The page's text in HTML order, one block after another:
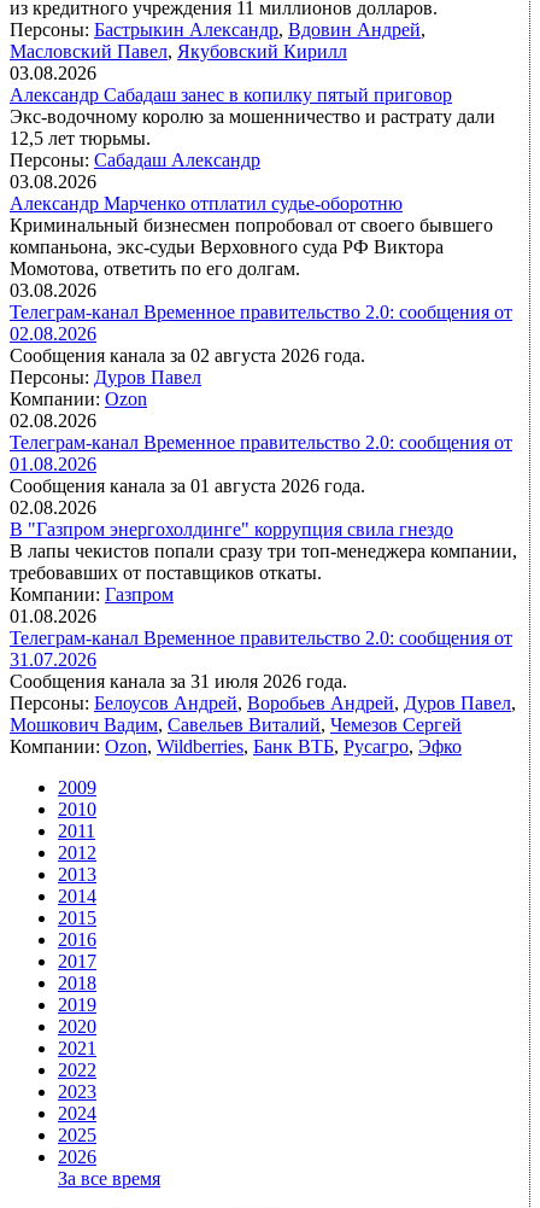
из кредитного учреждения 11 миллионов долларов.
Персоны: Бастрыкин Александр, Вдовин Андрей,
Масловский Павел, Якубовский Кирилл
03.08.2026
Александр Сабадаш занес в копилку пятый приговор
Экс-водочному королю за мошенничество и растрату дали
12,5 лет тюрьмы.
Персоны: Сабадаш Александр
03.08.2026
Александр Марченко отплатил судье-оборотню
Криминальный бизнесмен попробовал от своего бывшего
компаньона, экс-судьи Верховного суда РФ Виктора
Момотова, ответить по его долгам.
03.08.2026
Телеграм-канал Временное правительство 2.0: сообщения от
02.08.2026
Сообщения канала за 02 августа 2026 года.
Персоны: Дуров Павел
Компании: Ozon
02.08.2026
Телеграм-канал Временное правительство 2.0: сообщения от
01.08.2026
Сообщения канала за 01 августа 2026 года.
02.08.2026
В "Газпром энергохолдинге" коррупция свила гнездо
В лапы чекистов попали сразу три топ-менеджера компании,
требовавших от поставщиков откаты.
Компании: Газпром
01.08.2026
Телеграм-канал Временное правительство 2.0: сообщения от
31.07.2026
Сообщения канала за 31 июля 2026 года.
Персоны: Белоусов Андрей, Воробьев Андрей, Дуров Павел,
Мошкович Вадим, Савельев Виталий, Чемезов Сергей
Компании: Ozon, Wildberries, Банк ВТБ, Русагро, Эфко
2009
2010
2011
2012
2013
2014
2015
2016
2017
2018
2019
2020
2021
2022
2023
2024
2025
2026
За все время